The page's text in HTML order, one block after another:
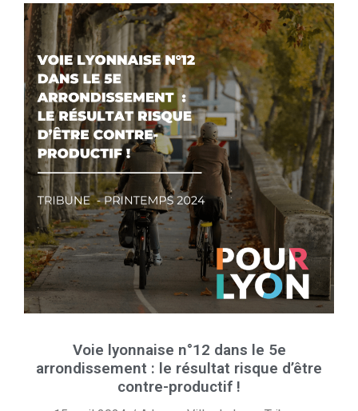
Voie lyonnaise n°12 dans le 5e
arrondissement : le résultat risque d’être
contre-productif !